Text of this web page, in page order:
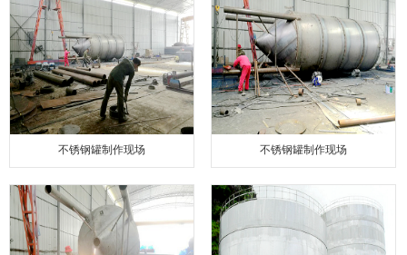
不锈钢罐制作现场 不锈钢罐制作现场